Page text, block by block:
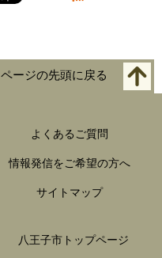
ページの先頭に戻る
よくあるご質問
情報発信をご希望の方へ
サイトマップ
八王子市トップページ